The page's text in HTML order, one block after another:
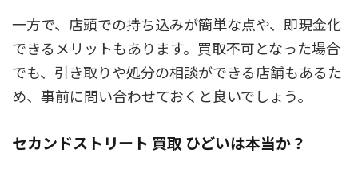
一方で、店頭での持ち込みが簡単な点や、即現金化
できるメリットもあります。買取不可となった場合
でも、引き取りや処分の相談ができる店舗もあるた
め、事前に問い合わせておくと良いでしょう。
セカンドストリート 買取 ひどいは本当か？